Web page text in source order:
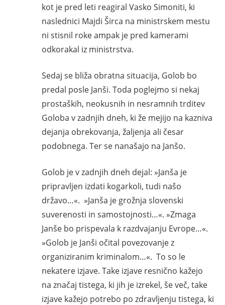
kot je pred leti reagiral Vasko Simoniti, ki
naslednici Majdi Širca na ministrskem mestu
ni stisnil roke ampak je pred kamerami
odkorakal iz ministrstva.
Sedaj se bliža obratna situacija, Golob bo
predal posle Janši. Toda poglejmo si nekaj
prostaških, neokusnih in nesramnih trditev
Goloba v zadnjih dneh, ki že mejijo na kazniva
dejanja obrekovanja, žaljenja ali česar
podobnega. Ter se nanašajo na Janšo.
Golob je v zadnjih dneh dejal: »Janša je
pripravljen izdati kogarkoli, tudi našo
državo…«. »Janša je grožnja slovenski
suverenosti in samostojnosti…«. »Zmaga
Janše bo prispevala k razdvajanju Evrope…«.
»Golob je Janši očital povezovanje z
organiziranim kriminalom…«. To so le
nekatere izjave. Take izjave resnično kažejo
na značaj tistega, ki jih je izrekel, še več, take
izjave kažejo potrebo po zdravljenju tistega, ki